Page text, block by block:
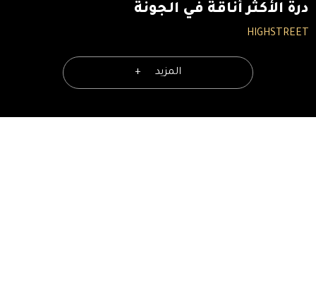
درة الأكثر أناقة في الجونة
HIGHSTREET
المزيد